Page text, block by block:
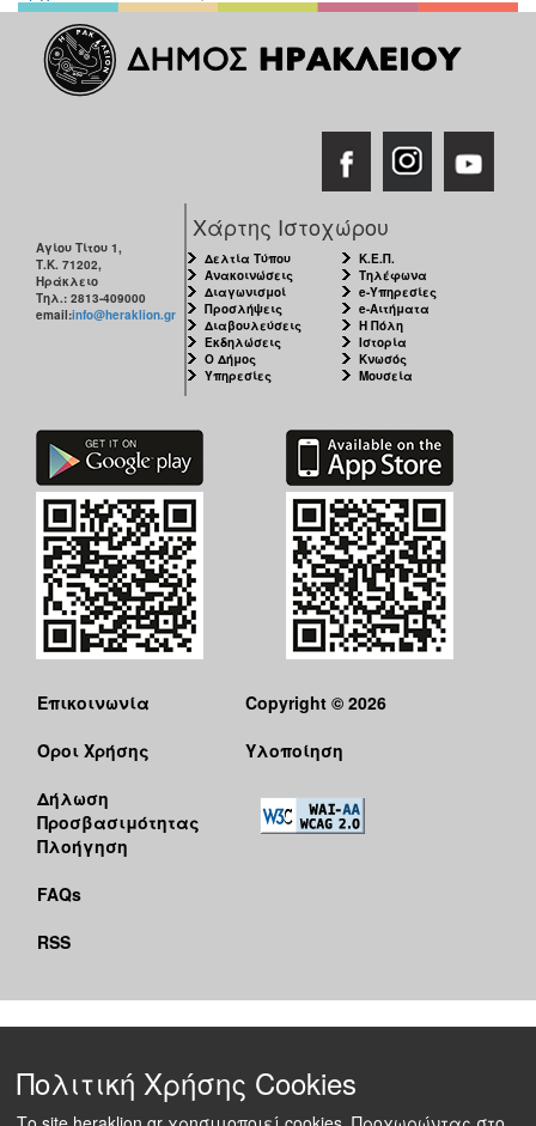
Αγίου Τίτου 1,
Τ.Κ. 71202,
Ηράκλειο
Τηλ.: 2813-409000
email:info@heraklion.gr
Χάρτης Ιστοχώρου
Δελτία Τύπου
Ανακοινώσεις
Διαγωνισμοί
Προσλήψεις
Διαβουλεύσεις
Εκδηλώσεις
Ο Δήμος
Υπηρεσίες
Κ.Ε.Π.
Τηλέφωνα
e-Υπηρεσίες
e-Αιτήματα
Η Πόλη
Ιστορία
Κνωσός
Μουσεία
Επικοινωνία
Όροι Χρήσης
Δήλωση
Προσβασιμότητας
Πλοήγηση
FAQs
RSS
Copyright © 2026
Υλοποίηση
Πολιτική Χρήσης Cookies